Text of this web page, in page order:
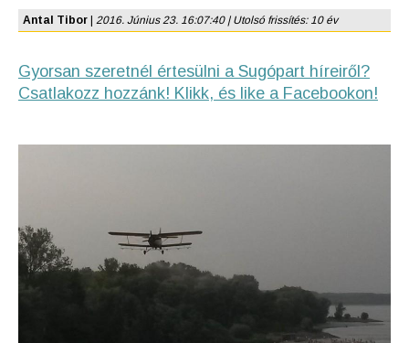
Antal Tibor 2016. Június 23. 16:07:40 | Utolsó frissítés: 10 év
Gyorsan szeretnél értesülni a Sugópart híreiről?
Csatlakozz hozzánk! Klikk, és like a Facebookon!